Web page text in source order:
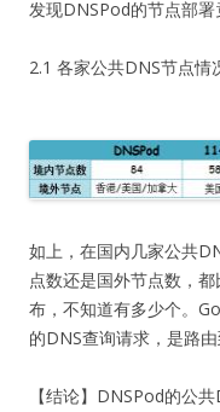
发现DNSPod的节点部署
2.1 各家公共DNS节点情
如上，在国内几家公共
点数还是国外节点数，
布，不知道有多少个。
的DNS查询请求，是路
【结论】DNSPod的公